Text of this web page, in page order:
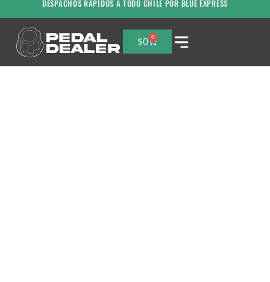
DESPACHOS RAPIDOS A TODO CHILE POR BLUE EXPRESS
$0 0